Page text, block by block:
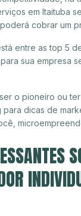
em Itaituba
cobrar um
entre as top 5
sua empresa
o pioneiro ou
dicas de